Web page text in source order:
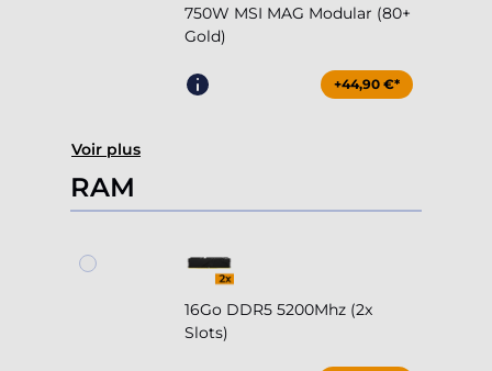
750W MSI MAG Modular (80+
Gold)
+44,90 €*
Voir plus
RAM
16Go DDR5 5200Mhz (2x
Slots)